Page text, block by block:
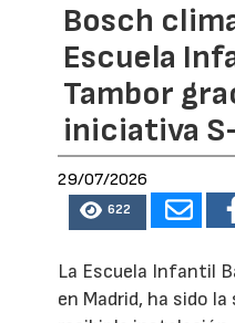
Bosch
Escuela
Tambor
iniciativa
29/07/2026
622
La Escuela Infantil
en Madrid, ha sido